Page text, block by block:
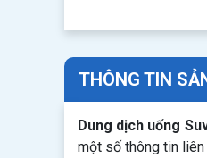
THÔNG TIN
Dung dịch uống
một số thông tin liên